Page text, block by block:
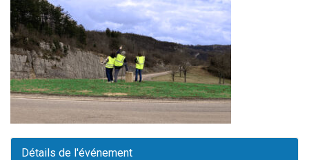
Détails de l'événement